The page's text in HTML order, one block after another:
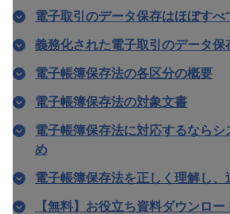
電子取引のデータ保存はほぼすべ
義務化された電子取引のデータ保
電子帳簿保存法の各区分の概要
電子帳簿保存法の対象文書
電子帳簿保存法に対応するなら
め
電子帳簿保存法を正しく理解し、
【無料】お役立ち資料ダウンロー